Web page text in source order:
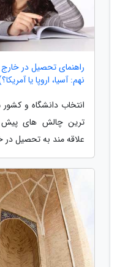
راهنمای تحصیل در
نهم: آسیا، اروپا یا
انتخاب دانشگاه و
ترین چالش های پیش
علاقه مند به تحصیل